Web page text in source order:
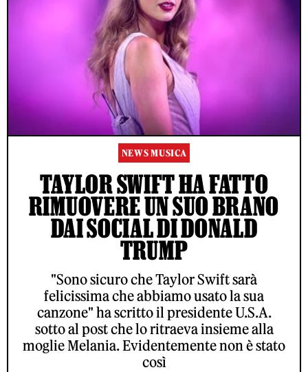
NEWS MUSICA
TAYLOR SWIFT HA FATTO
RIMUOVERE UN SUO BRANO
DAI SOCIAL DI DONALD
TRUMP
"Sono sicuro che Taylor Swift sarà
felicissima che abbiamo usato la sua
canzone" ha scritto il presidente U.S.A.
sotto al post che lo ritraeva insieme alla
moglie Melania. Evidentemente non è stato
così